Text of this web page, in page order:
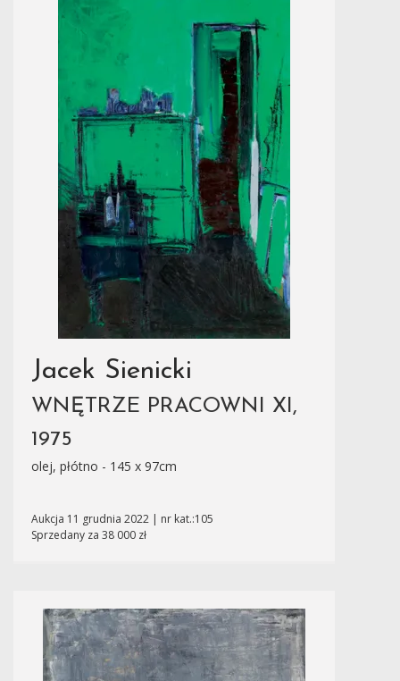
Jacek Sienicki
WNĘTRZE PRACOWNI XI,
1975
olej, płótno - 145 x 97cm
Aukcja 11 grudnia 2022 | nr kat.:105
Sprzedany za 38 000 zł